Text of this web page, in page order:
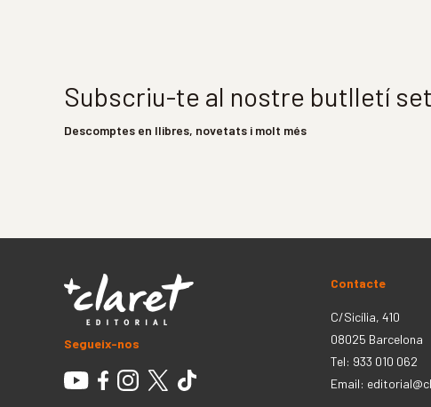
Subscriu-te al nostre butlletí
Descomptes en llibres, novetats i molt més
Segueix-nos
Contacte
C/Sicília, 410
08025 Barcelona
Tel: 933 010 062
Email: